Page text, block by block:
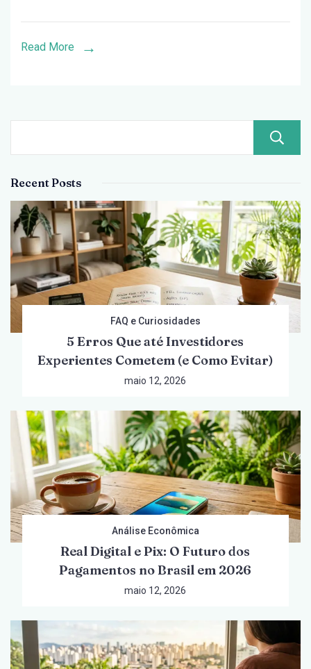
Read More
Recent Posts
FAQ e Curiosidades
5 Erros Que até Investidores
Experientes Cometem (e Como Evitar)
maio 12, 2026
Análise Econômica
Real Digital e Pix: O Futuro dos
Pagamentos no Brasil em 2026
maio 12, 2026